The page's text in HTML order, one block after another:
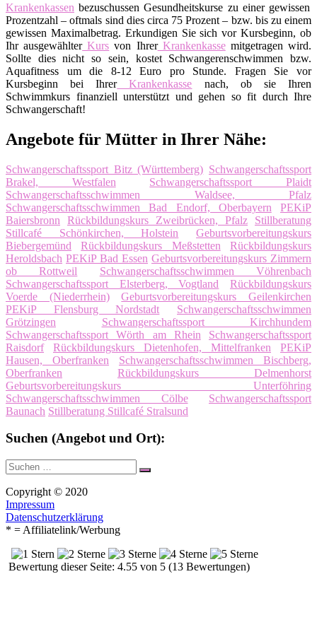
Krankenkassen bezuschussen Gesundheitskurse zu einer gewissen
Prozentzahl – oftmals sind dies circa 75 Prozent – bzw. bis zu einem
gewissen Maximalbetrag. Erkundigen Sie sich vor Kursbeginn, ob
Ihr ausgewählterKurs von IhrerKrankenkassemitgetragen wird.
Sollte dies nicht so sein, kostet Schwangerenschwimmen bzw.
Aquafitness um die 8-12 Euro pro Stunde. Fragen Sie vor
Kursbeginn bei IhrerKrankenkasse nach, ob sie Ihren
Schwimmkurs finanziell unterstützt und gehen so fit durch Ihre
Schwangerschaft!
Angebote für Mütter in Ihrer Nähe:
Schwangerschaftssport Bitz (Württemberg) Schwangerschaftssport
Brakel, Westfalen
Schwangerschaftssport Plaidt
Schwangerschaftsschwimmen Waldsee, Pfalz
Schwangerschaftsschwimmen Bad Endorf, Oberbayern
PEKiP
Baiersbronn
Rückbildungskurs Zweibrücken, Pfalz
Stillberatung
Stillcafé Schönkirchen, Holstein
Geburtsvorbereitungskurs
Biebergemünd
Rückbildungskurs Meßstetten
Rückbildungskurs
Heroldsbach PEKiP Bad Essen Geburtsvorbereitungskurs Zimmern
ob Rottweil
Schwangerschaftsschwimmen Vöhrenbach
Schwangerschaftssport Elsterberg, Vogtland
Rückbildungskurs
Voerde (Niederrhein)
Geburtsvorbereitungskurs Geilenkirchen
PEKiP Flensburg Nordstadt
Schwangerschaftsschwimmen
Grötzingen
Schwangerschaftssport Kirchhundem
Schwangerschaftssport Wörth am Rhein
Schwangerschaftssport
Raisdorf
Rückbildungskurs Dietenhofen, Mittelfranken
PEKiP
Hausen, Oberfranken
Schwangerschaftsschwimmen Bischberg,
Oberfranken
Rückbildungskurs Delmenhorst
Geburtsvorbereitungskurs Unterföhring
Schwangerschaftsschwimmen Cölbe
Schwangerschaftssport
Baunach Stillberatung Stillcafé Stralsund
Suchen (Angebot und Ort):
Suche
nach:
Suchen
Copyright © 2020
Impressum
Datenschutzerklärung
* = Affiliatelink/Werbung
Bewertung dieser Seite: 4.55 von 5 (13 Bewertungen)